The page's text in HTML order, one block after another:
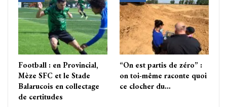
Football : en Provincial,
Mèze SFC et le Stade
Balarucois en collectage
de certitudes
“On est partis de zéro” :
on toi-même raconte quoi
ce clocher du…